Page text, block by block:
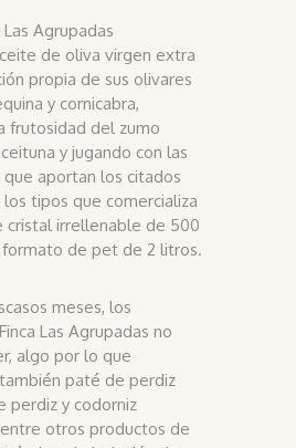
Agrupadas
de oliva virgen extra
propia de sus olivares
y cornicabra,
frutosidad del zumo
y jugando con las
que aportan los citados
tipos que comercializa
cristal irrellenable de 500
de pet de 2 litros.
meses, los
Las Agrupadas no
algo por lo que
paté de perdiz
perdiz y codorniz
otros productos de